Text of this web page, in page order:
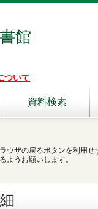
館
ついて
資料検索
ウザの戻るボタンを利用せ
ようお願いします。